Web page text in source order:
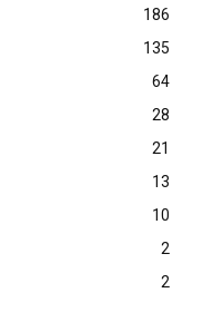
186
135
64
28
21
13
10
2
2